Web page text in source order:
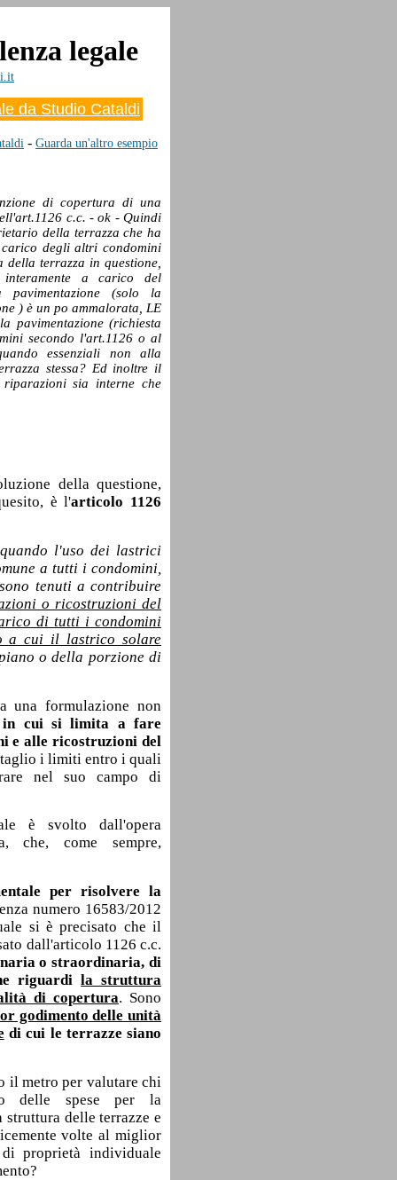
legale
da Studio Cataldi
- Guarda un'altro esempio
di copertura di una
c.c. - ok - Quindi
della terrazza che ha
degli altri condomini
terrazza in questione,
a carico del
(solo la
) è un po ammalorata, LE
pavimentazione (richiesta
secondo l'art.1126 o al
essenziali non alla
stessa? Ed inoltre il
sia interne che
della questione,
è l'articolo 1126
quando l'uso dei lastrici
a tutti i condomini,
tenuti a contribuire
o ricostruzioni del
di tutti i condomini
a cui il lastrico solare
o della porzione di
una formulazione non
in cui si limita a fare
e alle ricostruzioni del
i limiti entro i quali
nel suo campo di
è svolto dall'opera
che, come sempre,
per risolvere la
numero 16583/2012
si è precisato che il
dall'articolo 1126 c.c.
o straordinaria, di
riguardila struttura
di copertura. Sono
godimento delle unità
di cui le terrazze siano
il metro per valutare chi
delle spese per la
struttura delle terrazze e
volte al miglior
proprietà individuale